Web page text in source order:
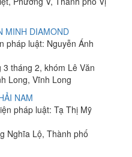
MINH DIAMOND
pháp luật: Nguyễn Ánh
tháng 2, khóm Lê Văn
Long, Vĩnh Long
NAM
pháp luật: Tạ Thị Mỹ
Nghĩa Lộ, Thành phố